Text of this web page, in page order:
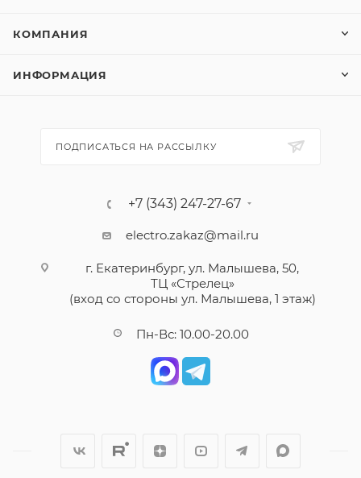
КОМПАНИЯ
ИНФОРМАЦИЯ
ПОДПИСАТЬСЯ НА РАССЫЛКУ
+7 (343) 247-27-67
electro.zakaz@mail.ru
г. Екатеринбург, ул. Малышева, 50,
ТЦ «Стрелец»
(вход со стороны ул. Малышева, 1 этаж)
Пн-Вс: 10.00-20.00